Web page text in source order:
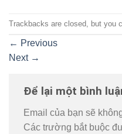
Trackbacks are closed, but you
← Previous
Next →
Để lại một bình
Email của bạn sẽ
Các trường bắt buộc